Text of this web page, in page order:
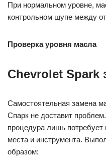
При нормальном уровне,
контрольном щупе между
Проверка уровня масла
Chevrolet Spark
Самостоятельная замена
Спарк не доставит
процедура лишь потребует
места и инструмента.
образом: